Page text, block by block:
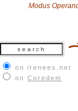
Modus
on irenees.net
on Coredem